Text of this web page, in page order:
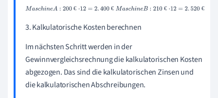
€ € € €
MaschineA:200€·12=2.400€MaschineB:210€·12=2.520€
3. Kalkulatorische Kosten berechnen
Im nächsten Schritt werden in der
Gewinnvergleichsrechnung die kalkulatorischen Kosten
abgezogen. Das sind die kalkulatorischen Zinsen und
die kalkulatorischen Abschreibungen.